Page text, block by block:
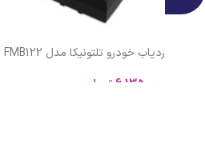
ردیاب خودرو تلتونیکا FMB202
19,500,000تومان